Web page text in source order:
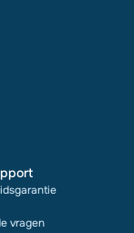
vragen